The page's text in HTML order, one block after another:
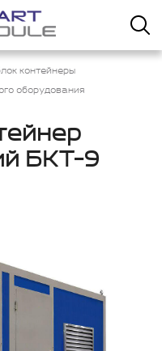
контейнеры
оборудования
БКТ-9